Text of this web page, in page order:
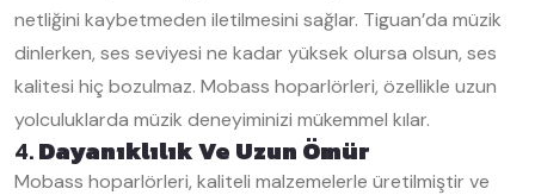
netliğini kaybetmeden iletilmesini sağlar. Tiguan’da müzik
dinlerken, ses seviyesi ne kadar yüksek olursa olsun, ses
kalitesi hiç bozulmaz. Mobass hoparlörleri, özellikle uzun
yolculuklarda müzik deneyiminizi mükemmel kılar.
4.Dayanıklılık Ve Uzun Ömür
Mobass hoparlörleri, kaliteli malzemelerle üretilmiştir ve